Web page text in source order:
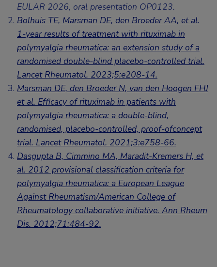
EULAR 2026, oral presentation OP0123.
Bolhuis TE, Marsman DE, den Broeder AA, et al.
1-year results of treatment with rituximab in
polymyalgia rheumatica: an extension study of a
randomised double-blind placebo-controlled trial.
Lancet Rheumatol. 2023;5:e208-14.
Marsman DE, den Broeder N, van den Hoogen FHJ
et al. Efficacy of rituximab in patients with
polymyalgia rheumatica: a double-blind,
randomised, placebo-controlled, proof-ofconcept
trial. Lancet Rheumatol. 2021;3:e758-66.
Dasgupta B, Cimmino MA, Maradit-Kremers H, et
al. 2012 provisional classification criteria for
polymyalgia rheumatica: a European League
Against Rheumatism/American College of
Rheumatology collaborative initiative. Ann Rheum
Dis. 2012;71:484-92.